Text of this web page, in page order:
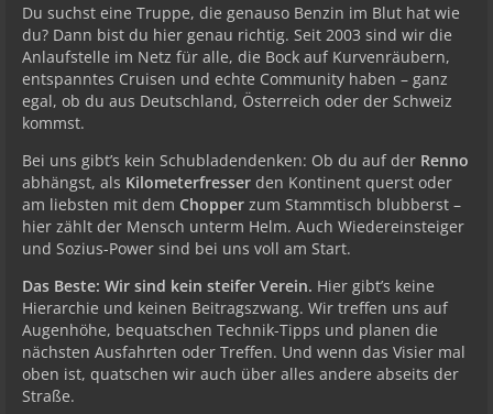
Du suchst eine Truppe, die genauso Benzin im Blut hat wie
du? Dann bist du hier genau richtig. Seit 2003 sind wir die
Anlaufstelle im Netz für alle, die Bock auf Kurvenräubern,
entspanntes Cruisen und echte Community haben – ganz
egal, ob du aus Deutschland, Österreich oder der Schweiz
kommst.
Bei uns gibt’s kein Schubladendenken: Ob du auf der Renno
abhängst, als Kilometerfresser den Kontinent querst oder
am liebsten mit dem Chopper zum Stammtisch blubberst –
hier zählt der Mensch unterm Helm. Auch Wiedereinsteiger
und Sozius-Power sind bei uns voll am Start.
Das Beste: Wir sind kein steifer Verein. Hier gibt’s keine
Hierarchie und keinen Beitragszwang. Wir treffen uns auf
Augenhöhe, bequatschen Technik-Tipps und planen die
nächsten Ausfahrten oder Treffen. Und wenn das Visier mal
oben ist, quatschen wir auch über alles andere abseits der
Straße.